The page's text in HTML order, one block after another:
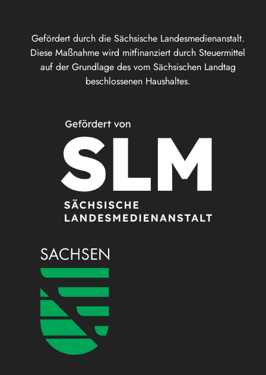
Gefördert durch die Sächsische Landesmedienanstalt.
Diese Maßnahme wird mitfinanziert durch Steuermittel
auf der Grundlage des vom Sächsischen Landtag
beschlossenen Haushaltes.